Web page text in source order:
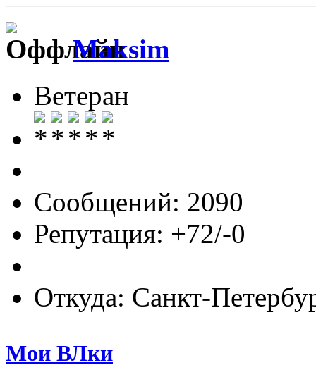
Maksim
Ветеран
Сообщений: 2090
Репутация: +72/-0
Откуда: Санкт-
Мои ВЛки